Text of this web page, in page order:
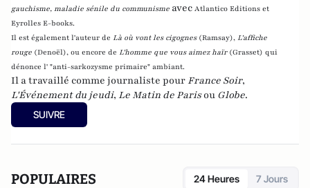
gauchisme, maladie sénile du communisme avec Atlantico Editions et
Eyrolles E-books.
Il est également l'auteur de Là où vont les cigognes (Ramsay), L'affiche
rouge (Denoël), ou encore de L'homme que vous aimez haïr (Grasset) qui
dénonce l' "anti-sarkozysme primaire" ambiant.
Il a travaillé comme journaliste pour France Soir,
L'Événement du jeudi, Le Matin de Parisou Globe.
SUIVRE
POPULAIRES 24 Heures 7 Jours